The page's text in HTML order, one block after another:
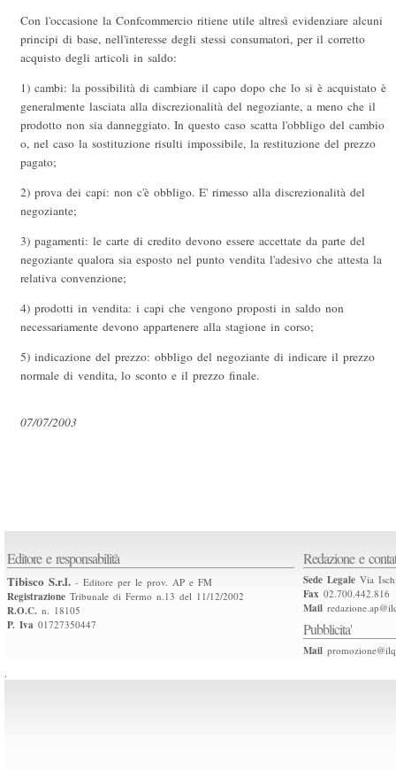
Con l'occasione la Confcommercio ritiene utile altresì evidenziare alcuni
principi di base, nell'interesse degli stessi consumatori, per il corretto
acquisto degli articoli in saldo:
1) cambi: la possibilità di cambiare il capo dopo che lo si è acquistato è
generalmente lasciata alla discrezionalità del negoziante, a meno che il
prodotto non sia danneggiato. In questo caso scatta l'obbligo del cambio
o, nel caso la sostituzione risulti impossibile, la restituzione del prezzo
pagato;
2) prova dei capi: non c'è obbligo. E' rimesso alla discrezionalità del
negoziante;
3) pagamenti: le carte di credito devono essere accettate da parte del
negoziante qualora sia esposto nel punto vendita l'adesivo che attesta la
relativa convenzione;
4) prodotti in vendita: i capi che vengono proposti in saldo non
necessariamente devono appartenere alla stagione in corso;
5) indicazione del prezzo: obbligo del negoziante di indicare il prezzo
normale di vendita, lo sconto e il prezzo finale.
07/07/2003
Editore e responsabilità
Tibisco S.r.l. - Editore per le prov. AP e FM
Registrazione Tribunale di Fermo n.13 del 11/12/2002
R.O.C. n. 18105
P. Iva 01727350447
Redazione e
Sede Legale Via
Fax 02.700.442.816
Mail
Pubblicita'
Mail
.